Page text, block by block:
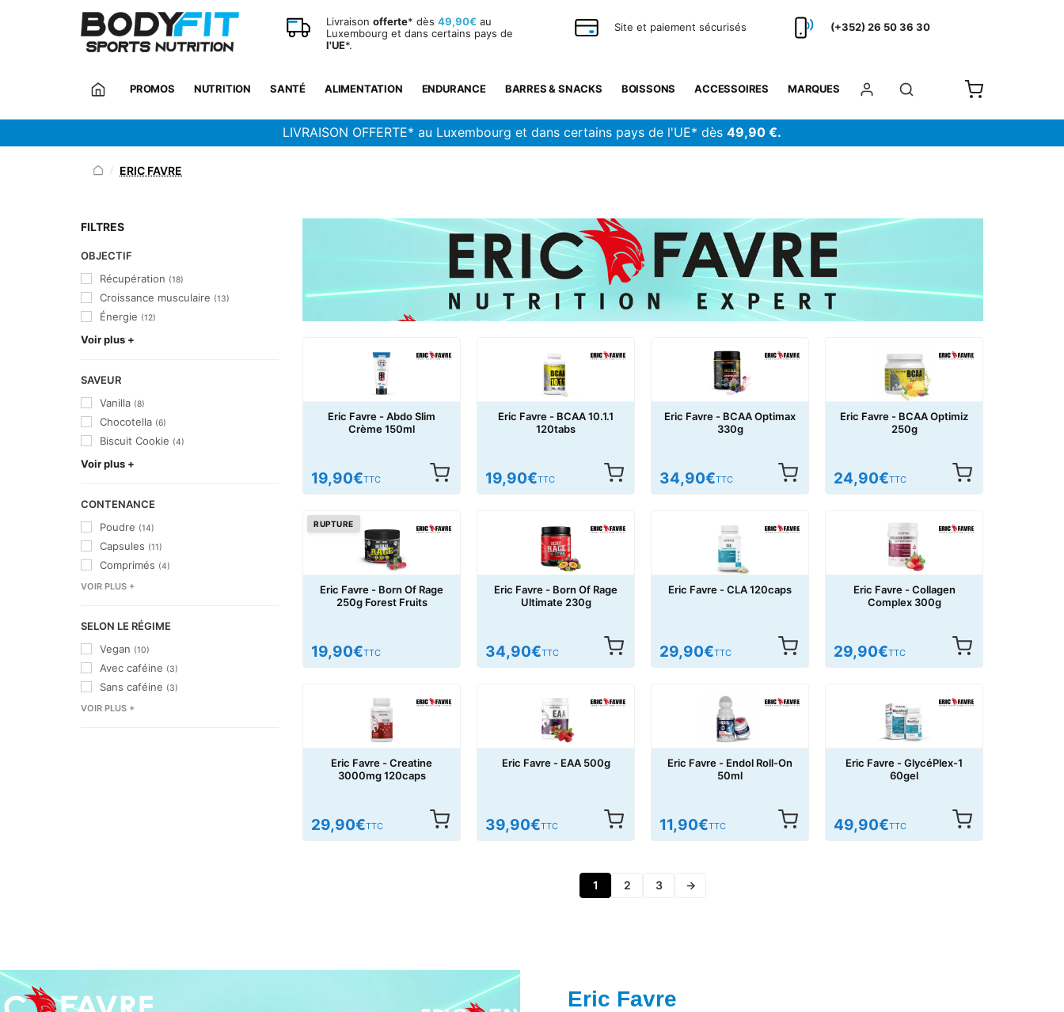
Panneau de gestion des cookies
Livraison offerte* dès 49,90€ au
Luxembourg et dans certains pays de
l'UE*.
Site et paiement sécurisés (+352) 26 50 36 30
PROMOS NUTRITION SANTÉ ALIMENTATION ENDURANCE BARRES & SNACKS BOISSONS ACCESSOIRES MARQUES
LIVRAISON OFFERTE* au Luxembourg et dans certains pays de l'UE* dès 49,90 €.
/ ERIC FAVRE
FILTRES
OBJECTIF
Récupération (18)
Croissance musculaire (13)
Énergie (12)
Voir plus +
SAVEUR
Vanilla (8)
Chocotella (6)
Biscuit Cookie (4)
Voir plus +
CONTENANCE
Poudre (14)
Capsules (11)
Comprimés (4)
VOIR PLUS +
SELON LE RÉGIME
Vegan (10)
Avec caféine (3)
Sans caféine (3)
VOIR PLUS +
Eric Favre - Abdo Slim
Crème 150ml
19,90€TTC
Eric Favre - BCAA 10.1.1
120tabs
19,90€TTC
Eric Favre - BCAA Optimax
330g
34,90€TTC
Eric Favre - BCAA Optimiz
250g
24,90€TTC
RUPTURE
Eric Favre - Born Of Rage
250g Forest Fruits
19,90€TTC
Eric Favre - Born Of Rage
Ultimate 230g
34,90€TTC
Eric Favre - CLA 120caps
29,90€TTC
Eric Favre - Collagen
Complex 300g
29,90€TTC
Eric Favre - Creatine
3000mg 120caps
29,90€TTC
Eric Favre - EAA 500g
39,90€TTC
Eric Favre - Endol Roll-On
50ml
11,90€TTC
Eric Favre - GlycéPlex-1
60gel
49,90€TTC
1 2 3 →
Eric Favre